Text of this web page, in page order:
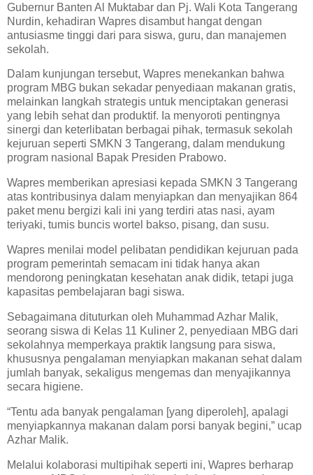
Gubernur Banten Al Muktabar dan Pj. Wali Kota Tangerang
Nurdin, kehadiran Wapres disambut hangat dengan
antusiasme tinggi dari para siswa, guru, dan manajemen
sekolah.
Dalam kunjungan tersebut, Wapres menekankan bahwa
program MBG bukan sekadar penyediaan makanan gratis,
melainkan langkah strategis untuk menciptakan generasi
yang lebih sehat dan produktif. Ia menyoroti pentingnya
sinergi dan keterlibatan berbagai pihak, termasuk sekolah
kejuruan seperti SMKN 3 Tangerang, dalam mendukung
program nasional Bapak Presiden Prabowo.
Wapres memberikan apresiasi kepada SMKN 3 Tangerang
atas kontribusinya dalam menyiapkan dan menyajikan 864
paket menu bergizi kali ini yang terdiri atas nasi, ayam
teriyaki, tumis buncis wortel bakso, pisang, dan susu.
Wapres menilai model pelibatan pendidikan kejuruan pada
program pemerintah semacam ini tidak hanya akan
mendorong peningkatan kesehatan anak didik, tetapi juga
kapasitas pembelajaran bagi siswa.
Sebagaimana dituturkan oleh Muhammad Azhar Malik,
seorang siswa di Kelas 11 Kuliner 2, penyediaan MBG dari
sekolahnya memperkaya praktik langsung para siswa,
khususnya pengalaman menyiapkan makanan sehat dalam
jumlah banyak, sekaligus mengemas dan menyajikannya
secara higiene.
“Tentu ada banyak pengalaman [yang diperoleh], apalagi
menyiapkannya makanan dalam porsi banyak begini,” ucap
Azhar Malik.
Melalui kolaborasi multipihak seperti ini, Wapres berharap